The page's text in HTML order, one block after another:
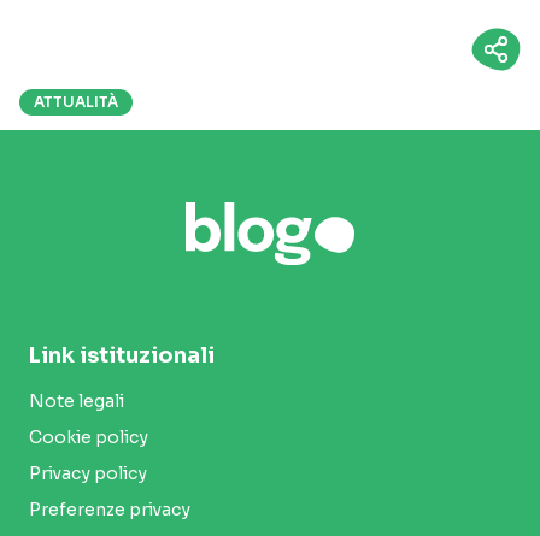
ATTUALITÀ
Link istituzionali
Note legali
Cookie policy
Privacy policy
Preferenze privacy